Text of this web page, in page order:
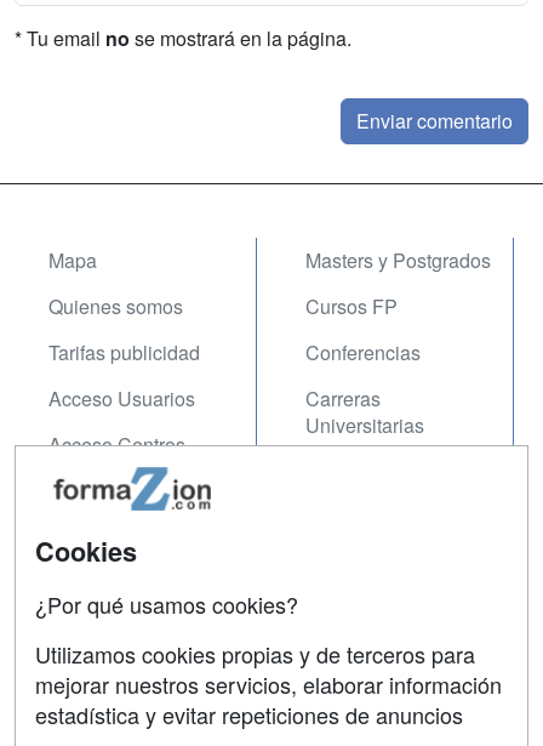
* Tu email no se mostrará en la página.
Mapa
Quienes somos
Tarifas publicidad
Acceso Usuarios
Acceso Centros
Masters y Postgrados
Cursos FP
Conferencias
Carreras
Universitarias
Contactar
Copyleft
Cookies
¿Por qué usamos cookies?
Utilizamos cookies propias y de terceros para
mejorar nuestros servicios, elaborar información
estadística y evitar repeticiones de anuncios